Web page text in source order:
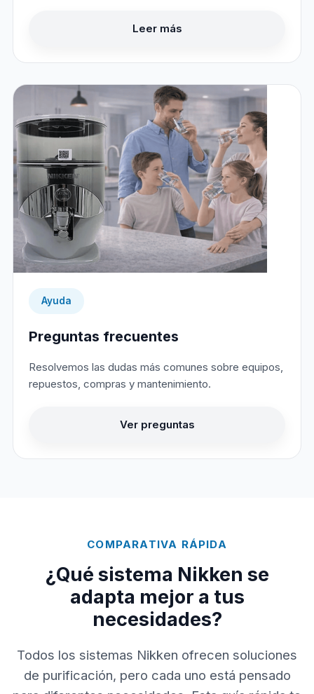
Leer más
Ayuda
Preguntas frecuentes
Resolvemos las dudas más comunes sobre equipos,
repuestos, compras y mantenimiento.
Ver preguntas
COMPARATIVA RÁPIDA
¿Qué sistema Nikken se
adapta mejor a tus
necesidades?
Todos los sistemas Nikken ofrecen soluciones
de purificación, pero cada uno está pensado